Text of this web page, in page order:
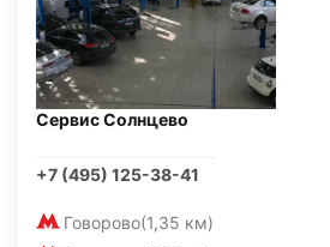
Сервис Солнцево
+7 (495) 125-38-41
Говорово(1,35 км)